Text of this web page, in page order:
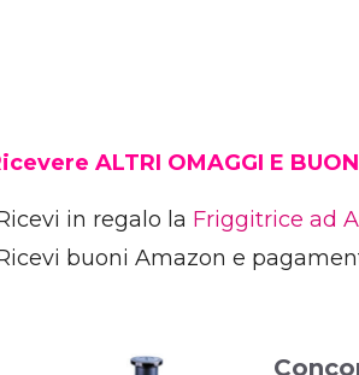
ALTRI OMAGGI E
in regalo la Friggitrice ad
buoni Amazon e